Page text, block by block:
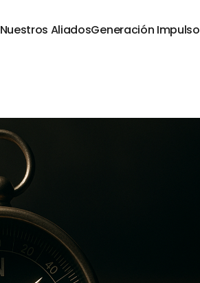
Nuestros AliadosGeneración Impulso